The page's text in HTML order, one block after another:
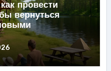
провести
вернуться